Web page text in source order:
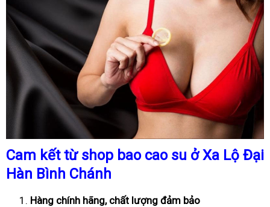
Cam kết từ shop bao cao su ở Xa Lộ Đại
Hàn Bình Chánh
Hàng chính hãng, chất lượng đảm bảo